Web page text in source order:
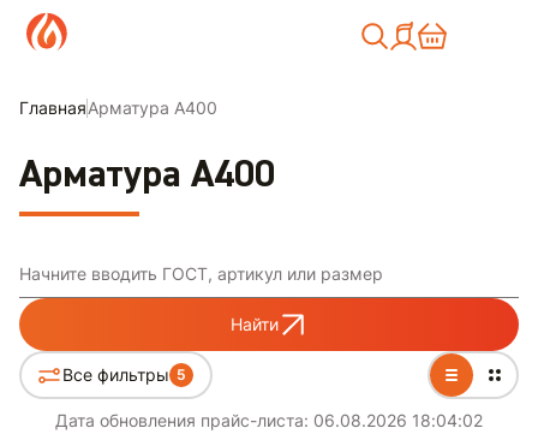
ГлавнаяАрматура А400
Арматура А400
Начните вводить ГОСТ, артикул или размер
Найти
Все фильтры 5
Дата обновления прайс-листа: 06.08.2026 18:04:02